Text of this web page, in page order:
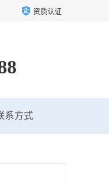
资质认证
系方式